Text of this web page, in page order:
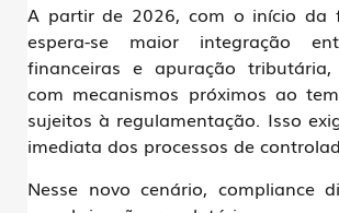
A partir de 2026, com o início da
espera-se maior integração
financeiras e apuração tributária,
com mecanismos próximos ao
sujeitos à regulamentação. Isso
imediata dos processos de
Nesse novo cenário, compliance